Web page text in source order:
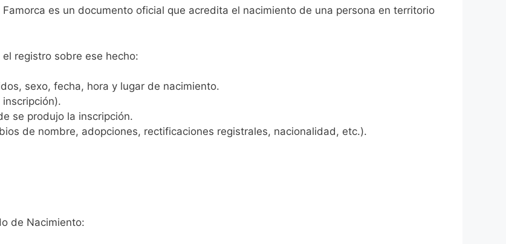
es un documento oficial que acredita el nacimiento de una persona en territorio
registro sobre ese hecho:
sexo, fecha, hora y lugar de nacimiento.
se produjo la inscripción.
de nombre, adopciones, rectificaciones registrales, nacionalidad, etc.).
de Nacimiento: